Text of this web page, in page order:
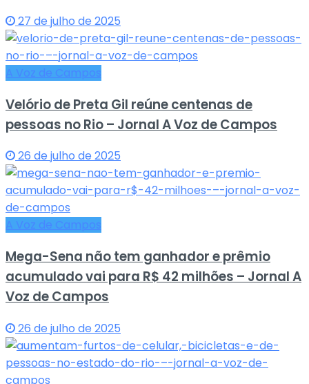
27 de julho de 2025
A Voz de Campos
Velório de Preta Gil reúne centenas de
pessoas no Rio – Jornal A Voz de Campos
26 de julho de 2025
A Voz de Campos
Mega-Sena não tem ganhador e prêmio
acumulado vai para R$ 42 milhões – Jornal A
Voz de Campos
26 de julho de 2025